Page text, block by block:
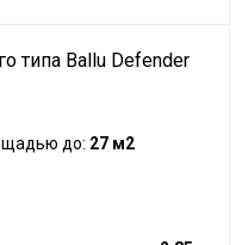
типа Ballu Defender
до: 27 м2